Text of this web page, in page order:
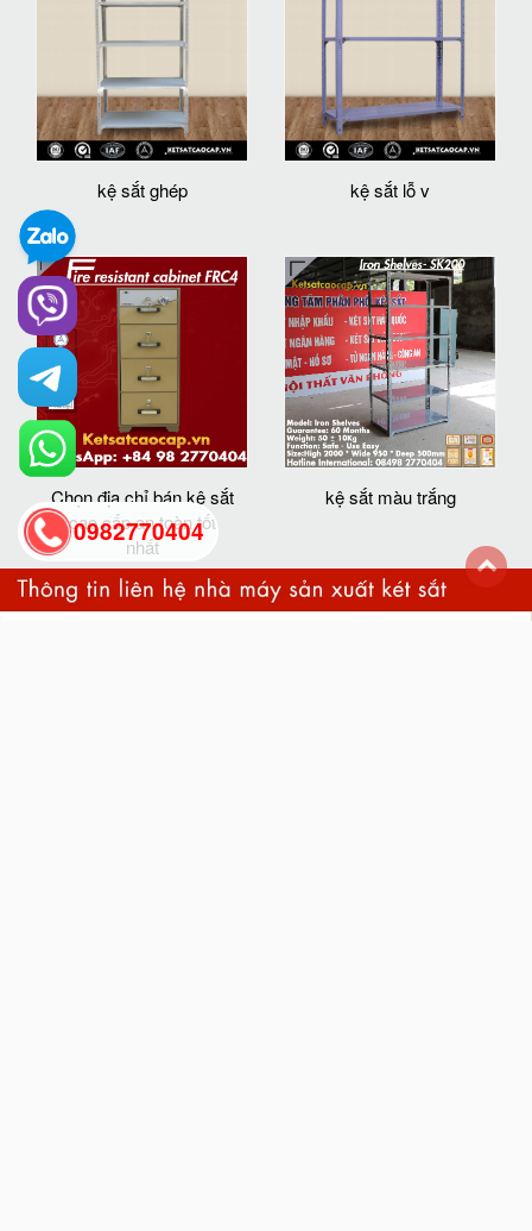
kệ sắt ghép kệ sắt lỗ v
Chọn địa chỉ bán kệ sắt
cao cấp an toàn tốt
nhất
kệ sắt màu trắng
0982770404
back